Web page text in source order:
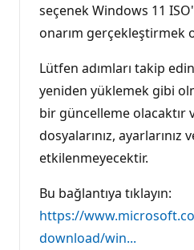
seçenek Windows 11
onarım gerçekleştirmek
Lütfen adımları takip
yeniden yüklemek gibi
bir güncelleme olacaktır
dosyalarınız, ayarlarınız
etkilenmeyecektir.
Bu bağlantıya tıklayın:
https://
download/win...